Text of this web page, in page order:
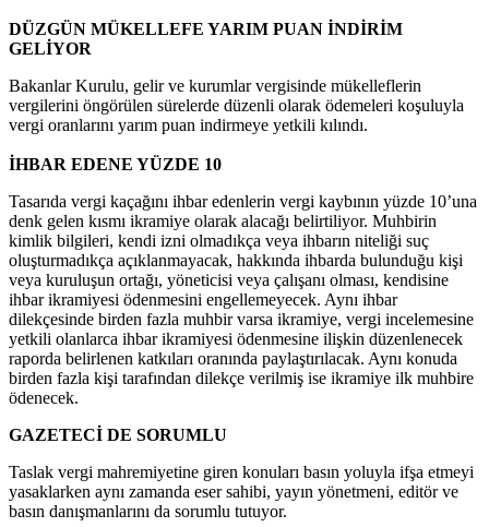
DÜZGÜN MÜKELLEFE YARIM PUAN İNDİRİM
GELİYOR
Bakanlar Kurulu, gelir ve kurumlar vergisinde mükelleflerin
vergilerini öngörülen sürelerde düzenli olarak ödemeleri koşuluyla
vergi oranlarını yarım puan indirmeye yetkili kılındı.
İHBAR EDENE YÜZDE 10
Tasarıda vergi kaçağını ihbar edenlerin vergi kaybının yüzde 10’una
denk gelen kısmı ikramiye olarak alacağı belirtiliyor. Muhbirin
kimlik bilgileri, kendi izni olmadıkça veya ihbarın niteliği suç
oluşturmadıkça açıklanmayacak, hakkında ihbarda bulunduğu kişi
veya kuruluşun ortağı, yöneticisi veya çalışanı olması, kendisine
ihbar ikramiyesi ödenmesini engellemeyecek. Aynı ihbar
dilekçesinde birden fazla muhbir varsa ikramiye, vergi incelemesine
yetkili olanlarca ihbar ikramiyesi ödenmesine ilişkin düzenlenecek
raporda belirlenen katkıları oranında paylaştırılacak. Aynı konuda
birden fazla kişi tarafından dilekçe verilmiş ise ikramiye ilk muhbire
ödenecek.
GAZETECİ DE SORUMLU
Taslak vergi mahremiyetine giren konuları basın yoluyla ifşa etmeyi
yasaklarken aynı zamanda eser sahibi, yayın yönetmeni, editör ve
basın danışmanlarını da sorumlu tutuyor.